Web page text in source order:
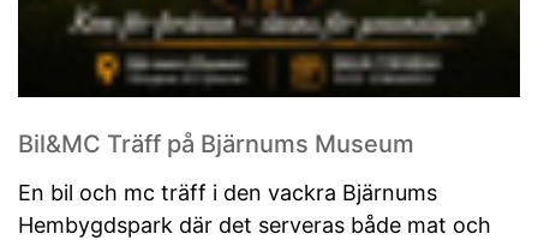
Bil&MC Träff på Bjärnums Museum
En bil och mc träff i den vackra Bjärnums
Hembygdspark där det serveras både mat och